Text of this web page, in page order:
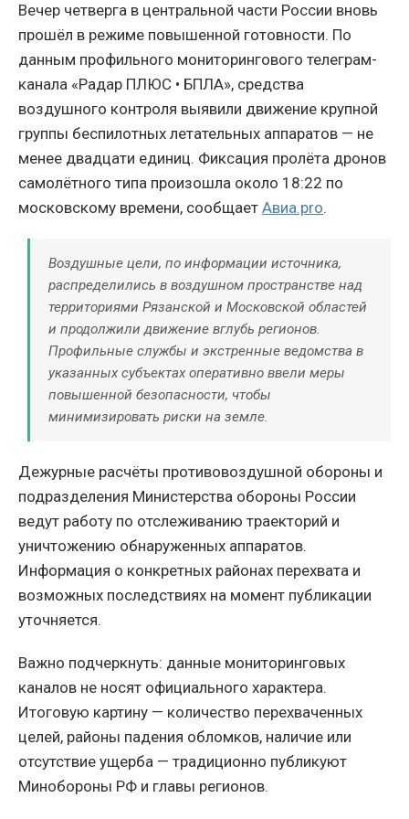
Вечер четверга в центральной части России вновь
прошёл в режиме повышенной готовности. По
данным профильного мониторингового телеграм-
канала «Радар ПЛЮС • БПЛА», средства
воздушного контроля выявили движение крупной
группы беспилотных летательных аппаратов — не
менее двадцати единиц. Фиксация пролёта дронов
самолётного типа произошла около 18:22 по
московскому времени, сообщает Авиа.pro.
Воздушные цели, по информации источника,
распределились в воздушном пространстве над
территориями Рязанской и Московской областей
и продолжили движение вглубь регионов.
Профильные службы и экстренные ведомства в
указанных субъектах оперативно ввели меры
повышенной безопасности, чтобы
минимизировать риски на земле.
Дежурные расчёты противовоздушной обороны и
подразделения Министерства обороны России
ведут работу по отслеживанию траекторий и
уничтожению обнаруженных аппаратов.
Информация о конкретных районах перехвата и
возможных последствиях на момент публикации
уточняется.
Важно подчеркнуть: данные мониторинговых
каналов не носят официального характера.
Итоговую картину — количество перехваченных
целей, районы падения обломков, наличие или
отсутствие ущерба — традиционно публикуют
Минобороны РФ и главы регионов.